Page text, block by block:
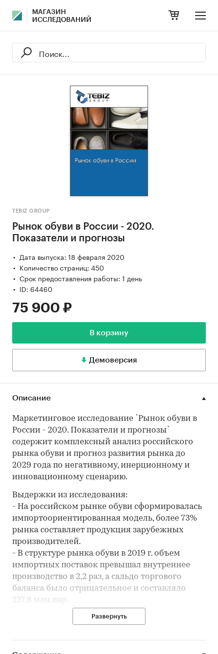
МАГАЗИН
ИССЛЕДОВАНИЙ
TEBIZ GROUP
Рынок обуви в России - 2020.
Показатели и прогнозы
Дата выпуска: 18 февраля 2020
Количество страниц: 450
Срок предоставления работы: 1 день
ID: 64460
75 900 ₽
В корзину
Демоверсия
Описание
Маркетинговое исследование `Рынок обуви в
России - 2020. Показатели и прогнозы`
содержит комплексный анализ российского
рынка обуви и прогноз развития рынка до
2029 года по негативному, инерционному и
инновационному сценарию.
Выдержки из исследования:
- На российском рынке обуви сформировалась
импортоориентированная модель, более 73%
рынка составляет продукция зарубежных
производителей.
- В структуре рынка обуви в 2019 г. объем
импортных поставок превышал внутреннее
производство в 2,2 раз, а сальдо торгового
баланса было отрицательное и составляло
227,8 млн.пар.
демонстрирует Центральный ФО с объемом
Развернуть